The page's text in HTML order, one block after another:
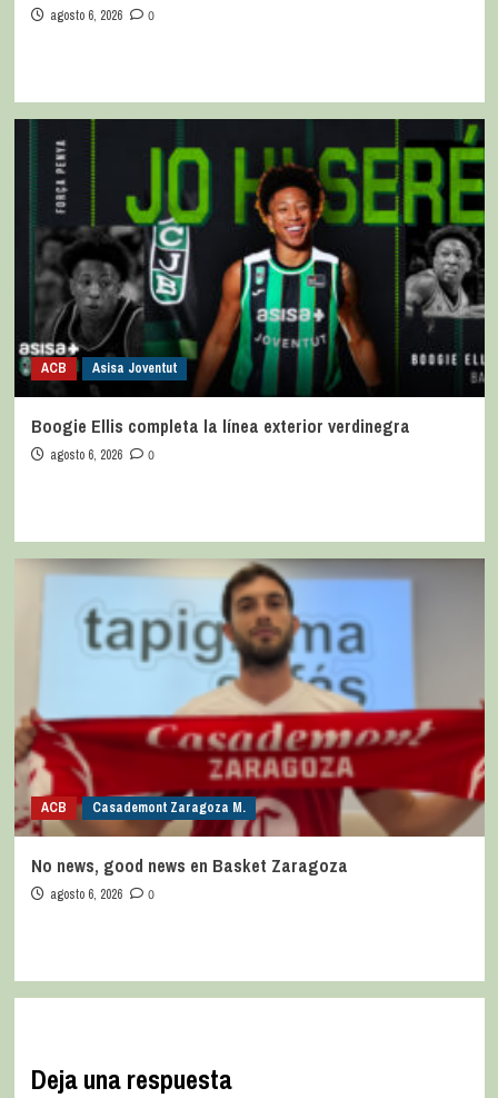
agosto 6, 2026 0
ACB Asisa Joventut
Boogie Ellis completa la línea exterior verdinegra
agosto 6, 2026 0
ACB Casademont Zaragoza M.
No news, good news en Basket Zaragoza
agosto 6, 2026 0
Deja una respuesta